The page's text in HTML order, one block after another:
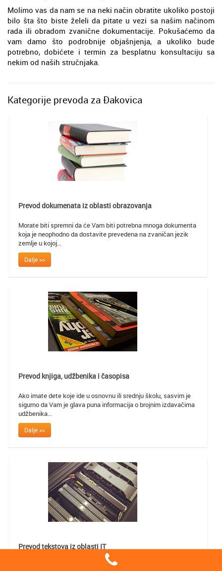
Molimo vas da nam se na neki način obratite ukoliko postoji
bilo šta što biste želeli da pitate u vezi sa našim načinom
rada ili obradom zvanične dokumentacije. Pokušaćemo da
vam damo što podrobnije objašnjenja, a ukoliko bude
potrebno, dobićete i termin za besplatnu konsultaciju sa
nekim od naših stručnjaka.
Kategorije prevoda za Đakovica
Prevod dokumenata iz oblasti obrazovanja
Morate biti spremni da će Vam biti potrebna mnoga dokumenta
koja je neophodno da dostavite prevedena na zvaničan jezik
zemlje u kojoj...
Dalje >>
Prevod knjiga, udžbenika i časopisa
Ako imate dete koje ide u osnovnu ili srednju školu, sasvim je
sigurno da Vam je glava puna informacija o brojnim izdavačima
udžbenika...
Dalje >>
Prevod tekstova iz oblasti IT
Pojam informacione tehnologije se vrlo često koristi u znatno